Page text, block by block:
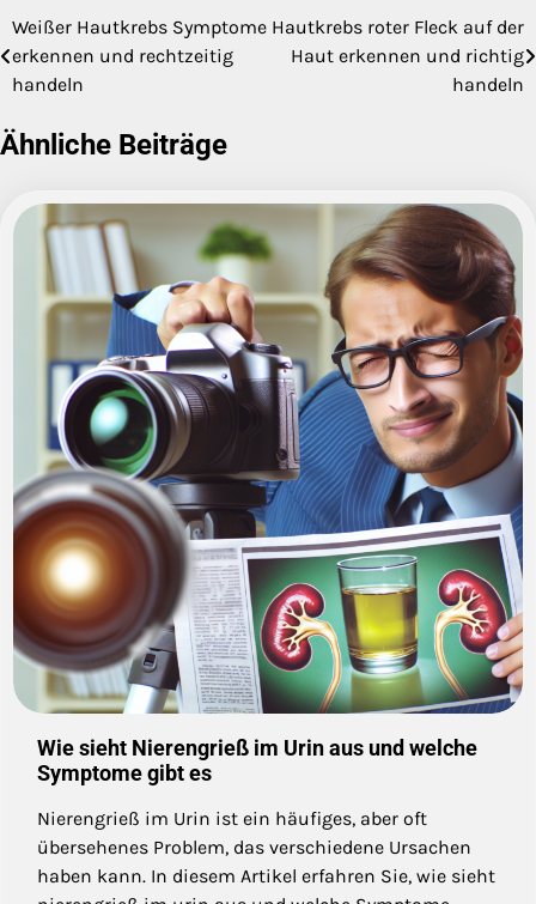
Beitragsnavigation
Weißer Hautkrebs Symptome
erkennen und rechtzeitig
handeln
Hautkrebs roter Fleck auf der
Haut erkennen und richtig
handeln
Ähnliche Beiträge
Wie sieht Nierengrieß im Urin aus und welche
Symptome gibt es
Nierengrieß im Urin ist ein häufiges, aber oft
übersehenes Problem, das verschiedene Ursachen
haben kann. In diesem Artikel erfahren Sie, wie sieht